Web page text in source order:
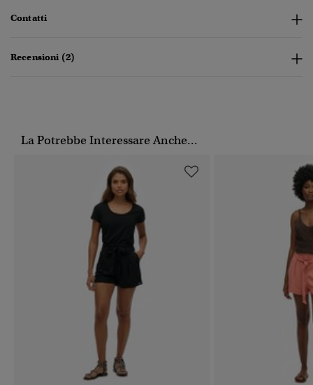
Contatti
Recensioni (2)
La Potrebbe Interessare Anche...